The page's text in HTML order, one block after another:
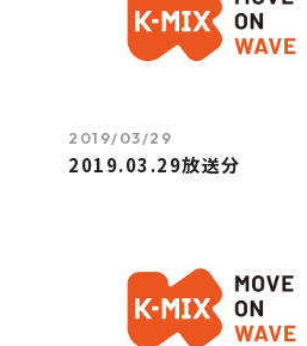
2019/03/29
2019.03.29放送分